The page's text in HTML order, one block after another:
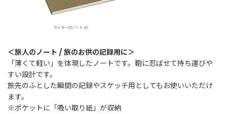
＜旅人のノート / 旅のお供の記録用に＞
「薄くて軽い」を体現したノートです。鞄に忍ばせて持ち運びや
すい設計です。
旅先のふとした瞬間の記録やスケッチ用としてもお使いいただけ
ます。
※ポケットに「吸い取り紙」が収納